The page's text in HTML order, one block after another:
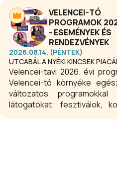
előadásokkal várja az
Kápolnásnyék környékén
kirándulási és túrázási
közül is válogathatnak az
vendégek, turisták, kirándulók.
VELENCEI-TÓ
PROGRAMOK
- ESEMÉNYEK ÉS
RENDEZVÉNYEK
2026.08.14. (PÉNTEK)
UTCABÁL A NYÉKI KINCSEK
Velencei-tavi 2026. évi
Velencei-tó környéke
változatos
látogatókat: fesztiválok,